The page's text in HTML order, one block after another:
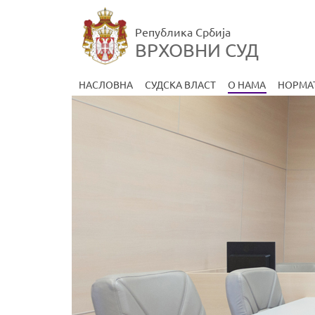
Република Србија
ВРХОВНИ СУД
НАСЛОВНА СУДСКА ВЛАСТ О НАМА